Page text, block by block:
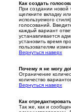
Как создать
При создании новой
щелкните вкладку
используемого
голосований.
каждый вариант
устанавливается
установить время
пользователям
Вернуться наверх
Почему я не могу
Ограничение
количество
Вернуться наверх
Как
Так же, как и